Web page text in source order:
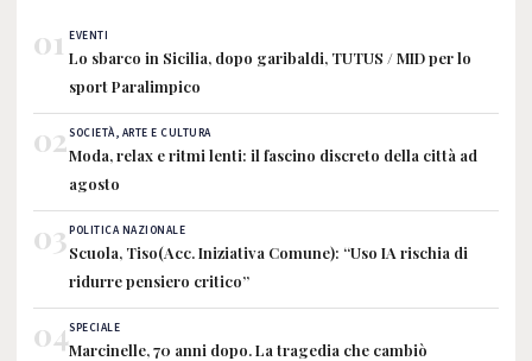
01 EVENTI
Lo sbarco in Sicilia, dopo garibaldi, TUTUS / MID per lo
sport Paralimpico
02SOCIETÀ, ARTE E CULTURA
Moda, relax e ritmi lenti: il fascino discreto della città ad
agosto
03POLITICA NAZIONALE
Scuola, Tiso(Acc. Iniziativa Comune): “Uso IA rischia di
ridurre pensiero critico”
04SPECIALE
Marcinelle, 70 anni dopo. La tragedia che cambiò